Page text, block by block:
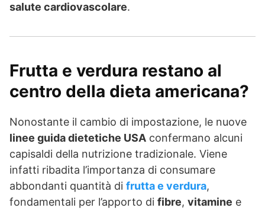
salute cardiovascolare.
Frutta e verdura restano al
centro della dieta americana?
Nonostante il cambio di impostazione, le nuove
linee guida dietetiche USA confermano alcuni
capisaldi della nutrizione tradizionale. Viene
infatti ribadita l’importanza di consumare
abbondanti quantità di frutta e verdura,
fondamentali per l’apporto di fibre, vitamine e